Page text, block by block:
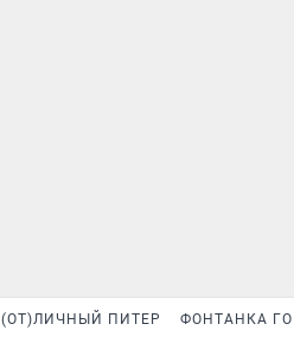
(ОТ)ЛИЧНЫЙ ПИТЕР ФОНТАНКА ГО